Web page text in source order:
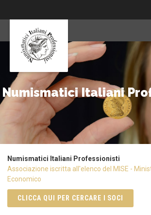
Numismatici Italiani
Numismatici Italiani Professionisti
Associazione iscritta all'elenco del MISE -
Economico
CLICCA QUI PER CERCARE I SOCI